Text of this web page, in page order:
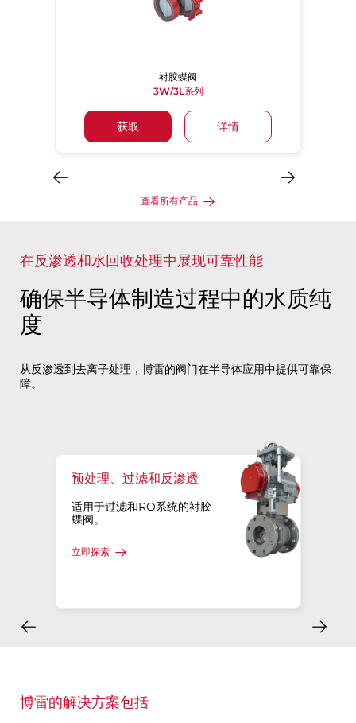
衬胶蝶阀
3W/3L系列
获取 详情
查看所有产品
在反渗透和水回收处理中展现可靠性能
确保半导体制造过程中的水质纯
度
从反渗透到去离子处理，博雷的阀门在半导体应用中提供可靠保
障。
预处理、过滤和反渗透
适用于过滤和RO系统的衬胶
蝶阀。
立即探索
博雷的解决方案包括